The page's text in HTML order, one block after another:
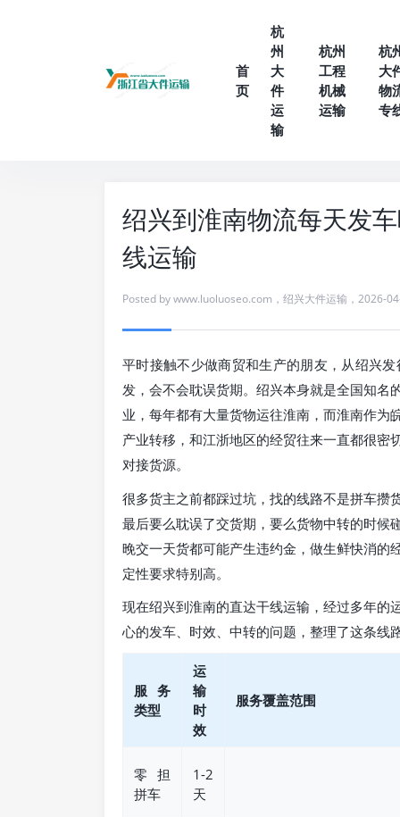
首
页
杭
州
大
件
运
输
杭州
工程
机械
运输
杭
大
物
专
绍兴到淮南物流每天发
线运输
Posted bywww.luoluoseo.com ， 绍兴大件运输 ， 2026-
平时接触不少做商贸和生产的朋友，从绍兴
发，会不会耽误货期。绍兴本身就是全国知名
业，每年都有大量货物运往淮南，而淮南作
产业转移，和江浙地区的经贸往来一直都很
对接货源。
很多货主之前都踩过坑，找的线路不是拼车攒
最后要么耽误了交货期，要么货物中转的时候
晚交一天货都可能产生违约金，做生鲜快消的
定性要求特别高。
现在绍兴到淮南的直达干线运输，经过多年的
心的发车、时效、中转的问题，整理了这条线
服务
类型
运
输
时
效
服务覆盖范围
零担
拼车
1-2
天